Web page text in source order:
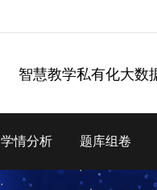
智慧教学私有化大数
学情分析 题库组卷